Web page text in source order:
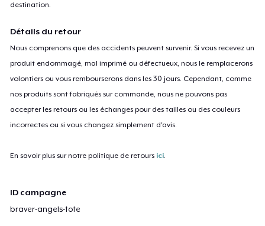
destination.
Détails du retour
Nous comprenons que des accidents peuvent survenir. Si vous recevez un
produit endommagé, mal imprimé ou défectueux, nous le remplacerons
volontiers ou vous rembourserons dans les 30 jours. Cependant, comme
nos produits sont fabriqués sur commande, nous ne pouvons pas
accepter les retours ou les échanges pour des tailles ou des couleurs
incorrectes ou si vous changez simplement d'avis.
En savoir plus sur notre politique de retours ici.
ID campagne
braver-angels-tote